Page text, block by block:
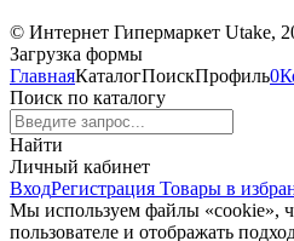
© Интернет Гипермаркет Utake,
Загрузка формы
ГлавнаяКаталогПоискПрофиль0
Поиск по каталогу
Найти
Личный кабинет
ВходРегистрация Товары в
Мы используем файлы «cookie»,
пользователе и отображать